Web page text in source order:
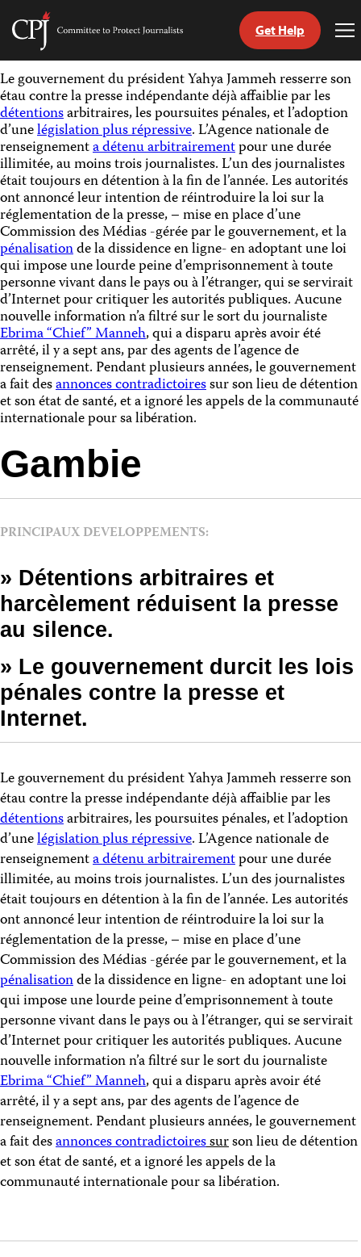
Skip
to
content
Committee
Protect
Journalists
Get Help
Le gouvernement du président Yahya Jammeh resserre son
étau contre la presse indépendante déjà affaiblie par les
détentionsarbitraires, les poursuites pénales, et l’adoption
d’unelégislation plus répressive. L’Agence nationale de
renseignementa détenu arbitrairementpour une durée
illimitée, au moins trois journalistes. L’un des journalistes
était toujours en détention à la fin de l’année. Les autorités
ont annoncé leur intention de réintroduire la loi sur la
réglementation de la presse, – mise en place d’une
Commission des Médias -gérée par le gouvernement, et la
pénalisationde la dissidence en ligne- en adoptant une loi
qui impose une lourde peine d’emprisonnement à toute
personne vivant dans le pays ou à l’étranger, qui se servirait
d’Internet pour critiquer les autorités publiques. Aucune
nouvelle information n’a filtré sur le sort du journaliste
Ebrima “Chief” Manneh, qui a disparu après avoir été
arrêté, il y a sept ans, par des agents de l’agence de
renseignement. Pendant plusieurs années, le gouvernement
a fait desannonces contradictoiressur son lieu de détention
et son état de santé, et a ignoré les appels de la communauté
internationale pour sa libération.
Gambie
PRINCIPAUX DEVELOPPEMENTS:
» Détentions arbitraires et
harcèlement réduisent la presse
au silence.
» Le gouvernement durcit les lois
pénales contre la presse et
Internet.
Le gouvernement du président Yahya Jammeh resserre son
étau contre la presse indépendante déjà affaiblie par les
détentionsarbitraires, les poursuites pénales, et l’adoption
d’unelégislation plus répressive. L’Agence nationale de
renseignementa détenu arbitrairementpour une durée
illimitée, au moins trois journalistes. L’un des journalistes
était toujours en détention à la fin de l’année. Les autorités
ont annoncé leur intention de réintroduire la loi sur la
réglementation de la presse, – mise en place d’une
Commission des Médias -gérée par le gouvernement, et la
pénalisationde la dissidence en ligne- en adoptant une loi
qui impose une lourde peine d’emprisonnement à toute
personne vivant dans le pays ou à l’étranger, qui se servirait
d’Internet pour critiquer les autorités publiques. Aucune
nouvelle information n’a filtré sur le sort du journaliste
Ebrima “Chief” Manneh, qui a disparu après avoir été
arrêté, il y a sept ans, par des agents de l’agence de
renseignement. Pendant plusieurs années, le gouvernement
a fait desannonces contradictoiressurson lieu de détention
et son état de santé, et a ignoré les appels de la
communauté internationale pour sa libération.